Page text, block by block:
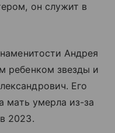
он служит в
Андрея
ребенком звезды и
Его
мать умерла из-за
2023.